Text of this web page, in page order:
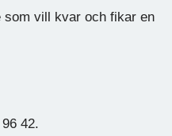
som vill kvar och fikar en
42.